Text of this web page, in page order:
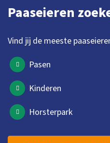
Paaseieren
Vind jij de meeste
Pasen
Kinderen
Horsterpark